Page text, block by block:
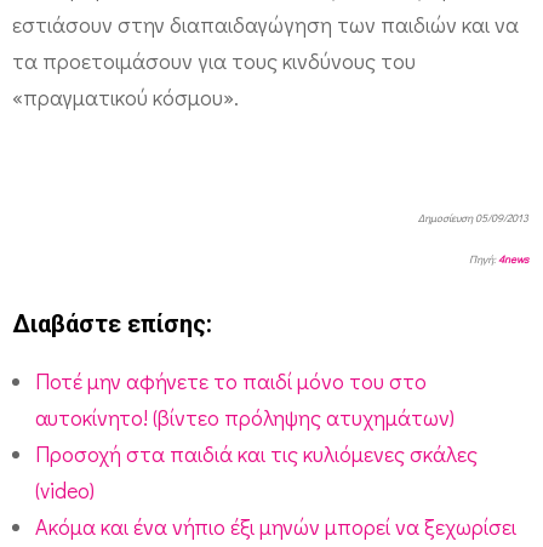
εστιάσουν στην διαπαιδαγώγηση των παιδιών και να
τα προετοιμάσουν για τους κινδύνους του
«πραγματικού κόσμου».
Δημοσίευση 05/09/2013
Πηγή:4news
Διαβάστε επίσης:
Ποτέ μην αφήνετε το παιδί μόνο του στο
αυτοκίνητο! (βίντεο πρόληψης ατυχημάτων)
Προσοχή στα παιδιά και τις κυλιόμενες σκάλες
(video)
Ακόμα και ένα νήπιο έξι μηνών μπορεί να ξεχωρίσει